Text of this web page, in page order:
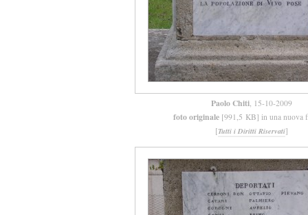
Paolo Chiti, 15-10-2009
foto originale [991,5 KB] in una nuova
[Tutti i Diritti Riservati]